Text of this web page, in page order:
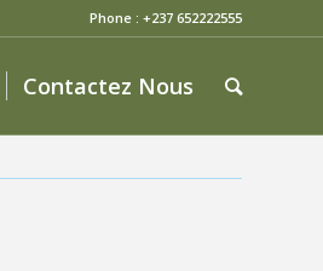
Phone : +237 652222555
Contactez Nous